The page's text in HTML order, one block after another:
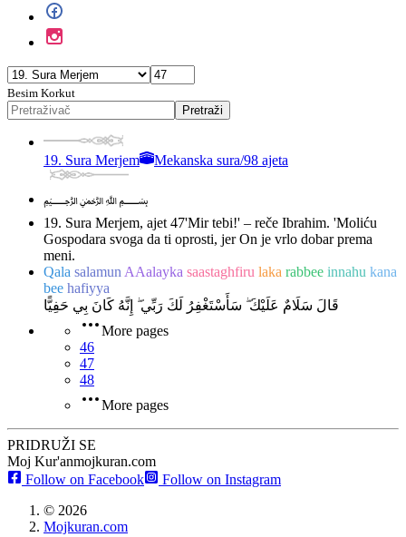
Besim Korkut
Pretraži
19. Sura Merjem Mekanska sura/98 ajeta
﷽
19. Sura Merjem, ajet 47'Mir tebi!' – reče Ibrahim. 'Moliću
Gospodara svoga da ti oprosti, jer On je vrlo dobar prema
meni.
Qala salamun AAalayka saastaghfiru laka rabbee innahu kana
bee hafiyya
قَالَ سَلَامٌ عَلَيْكَ ۖ سَأَسْتَغْفِرُ لَكَ رَبِّي ۖ إِنَّهُ كَانَ بِي حَفِيًّا
More pages
46
47
48
More pages
PRIDRUŽI SE
Moj Kur'anmojkuran.com
Follow on Facebook
Follow on Instagram
© 2026
Mojkuran.com